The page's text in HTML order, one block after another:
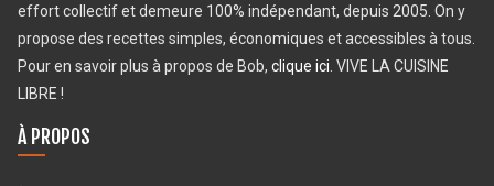
effort collectif et demeure 100% indépendant, depuis 2005. On y
propose des recettes simples, économiques et accessibles à tous.
Pour en savoir plus à propos de Bob, clique ici . VIVE LA CUISINE
LIBRE !
À PROPOS